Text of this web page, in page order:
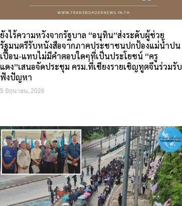
ยังไร้ความหวังจากรัฐบาล “อนุทิน”ส่งระดับผู้ช่วย
รัฐมนตรีรับหนังสือจากภาคประชาชนปกป้องแม่น้ำปน
เปื้อน-แทบไม่มีคำตอบใดๆที่เป็นประโยชน์ “ครู
แดง”เสนอจัดประชุม ครม.ที่เชียงรายเชิญทูตจีนร่วมรับ
ฟังปัญหา
5 มิถุนายน, 2026